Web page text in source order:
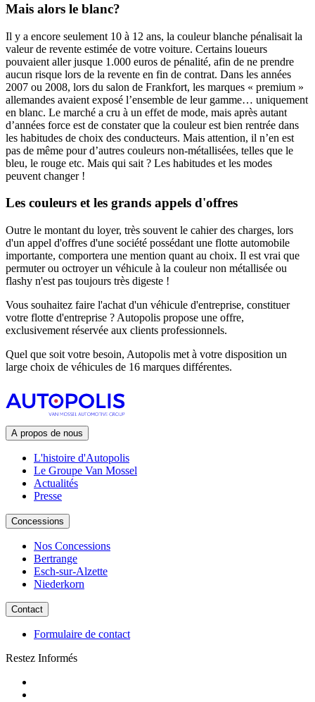
Mais alors le blanc?
Il y a encore seulement 10 à 12 ans, la couleur blanche pénalisait la
valeur de revente estimée de votre voiture. Certains loueurs
pouvaient aller jusque 1.000 euros de pénalité, afin de ne prendre
aucun risque lors de la revente en fin de contrat. Dans les années
2007 ou 2008, lors du salon de Frankfort, les marques « premium »
allemandes avaient exposé l’ensemble de leur gamme… uniquement
en blanc. Le marché a cru à un effet de mode, mais après autant
d’années force est de constater que la couleur est bien rentrée dans
les habitudes de choix des conducteurs. Mais attention, il n’en est
pas de même pour d’autres couleurs non-métallisées, telles que le
bleu, le rouge etc. Mais qui sait ? Les habitudes et les modes
peuvent changer !
Les couleurs et les grands appels d'offres
Outre le montant du loyer, très souvent le cahier des charges, lors
d'un appel d'offres d'une société possédant une flotte automobile
importante, comportera une mention quant au choix. Il est vrai que
permuter ou octroyer un véhicule à la couleur non métallisée ou
flashy n'est pas toujours très digeste !
Vous souhaitez faire l'achat d'un véhicule d'entreprise, constituer
votre flotte d'entreprise ? Autopolis propose une offre,
exclusivement réservée aux clients professionnels.
Quel que soit votre besoin, Autopolis met à votre disposition un
large choix de véhicules de 16 marques différentes.
A propos de nous
L'histoire d'Autopolis
Le Groupe Van Mossel
Actualités
Presse
Concessions
Nos Concessions
Bertrange
Esch-sur-Alzette
Niederkorn
Contact
Formulaire de contact
Restez Informés